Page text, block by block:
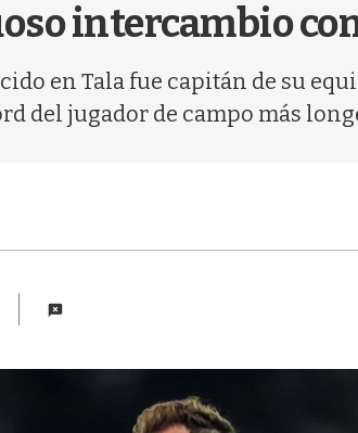
intercambio
en Tala fue capitán de su
del jugador de campo más